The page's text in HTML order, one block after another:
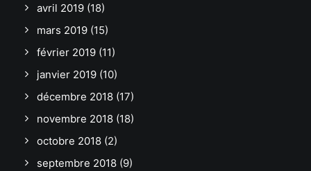
avril 2019 (18)
mars 2019 (15)
février 2019 (11)
janvier 2019 (10)
décembre 2018 (17)
novembre 2018 (18)
octobre 2018 (2)
septembre 2018 (9)